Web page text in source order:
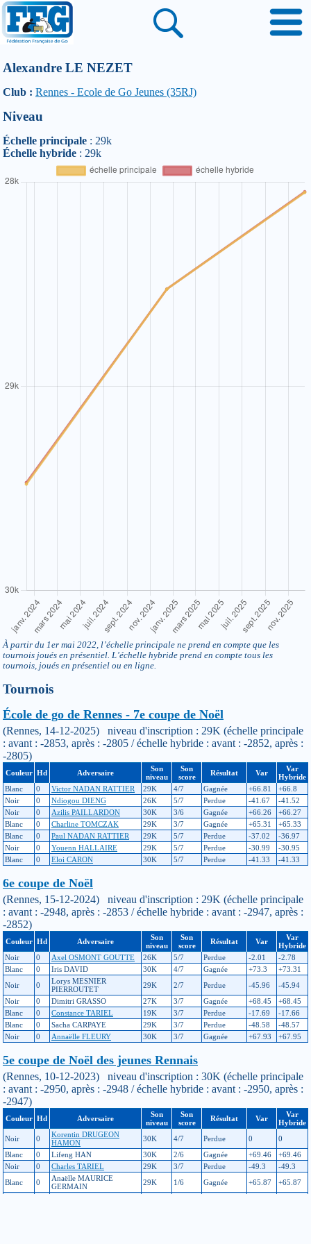
Alexandre LE NEZET
Club : Rennes - Ecole de Go Jeunes (35RJ)
Niveau
Échelle principale : 29k
Échelle hybride : 29k
À partir du 1er mai 2022, l’échelle principale ne prend en compte que les
tournois joués en présentiel. L’échelle hybride prend en compte tous les
tournois, joués en présentiel ou en ligne.
Tournois
École de go de Rennes - 7e coupe de Noël
(Rennes, 14-12-2025) niveau d'inscription : 29K (échelle principale
: avant : -2853, après : -2805 / échelle hybride : avant : -2852, après :
-2805)
Couleur Hd Adversaire
Son
niveau
Son
score
Résultat Var
Var
Hybride
Blanc
0 Victor NADAN RATTIER 29K 4/7 Gagnée +66.81
+66.8
Noir
0 Ndiogou DIENG 26K 5/7 Perdue -41.67
-41.52
Noir
0 Azilis PAILLARDON 30K 3/6 Gagnée +66.26
+66.27
Blanc
0 Charline TOMCZAK 29K 3/7 Gagnée +65.31
+65.33
Blanc
0 Paul NADAN RATTIER 29K 5/7 Perdue -37.02
-36.97
Noir
0 Youenn HALLAIRE 29K 5/7 Perdue -30.99
-30.95
Blanc
0 Eloi CARON 30K 5/7 Perdue -41.33 -41.33
6e coupe de Noël
(Rennes, 15-12-2024) niveau d'inscription : 29K (échelle principale
: avant : -2948, après : -2853 / échelle hybride : avant : -2947, après :
-2852)
Couleur Hd Adversaire
Son
niveau
Son
score
Résultat Var
Var
Hybride
Noir
0 Axel OSMONT GOUTTE 26K 5/7 Perdue -2.01
-2.78
Blanc
0 Iris DAVID 30K 4/7 Gagnée +73.3
+73.31
Noir
0
Lorys MESNIER
PIERROUTET
29K 2/7 Perdue -45.96
-45.94
Noir
0 Dimitri GRASSO 27K 3/7 Gagnée +68.45
+68.45
Blanc
0 Constance TARIEL 19K 3/7 Perdue -17.69
-17.66
Blanc
0 Sacha CARPAYE 29K 3/7 Perdue -48.58
-48.57
Noir
0 Annaëlle FLEURY 30K 3/7 Gagnée +67.93 +67.95
5e coupe de Noël des jeunes Rennais
(Rennes, 10-12-2023) niveau d'inscription : 30K (échelle principale
: avant : -2950, après : -2948 / échelle hybride : avant : -2950, après :
-2947)
Couleur Hd Adversaire
Son
niveau
Son
score
Résultat Var
Var
Hybride
Noir
0
Korentin DRUGEON
HAMON
30K 4/7 Perdue 0
0
Blanc
0 Lifeng HAN 30K 2/6 Gagnée +69.46
+69.46
Noir
0 Charles TARIEL 29K 3/7 Perdue -49.3
-49.3
Blanc
0
Anaëlle MAURICE
GERMAIN
29K 1/6 Gagnée +65.87 +65.87